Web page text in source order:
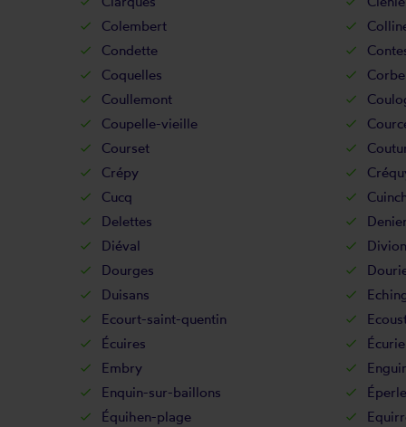
Colembert
Condette
Coquelles
Coullemont
Coupelle-vieille
Courset
Crépy
Cucq
Delettes
Denier
Diéval
Divion
Dourges
Duisans
Ecourt-saint-quentin
Écuires
Écurie
Embry
Enquin-sur-baillons
Équihen-plage